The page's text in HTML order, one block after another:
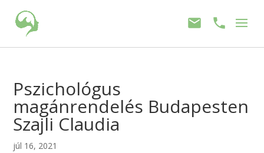
Pszichológus
magánrendelés Budapesten
Szajli Claudia
júl 16, 2021